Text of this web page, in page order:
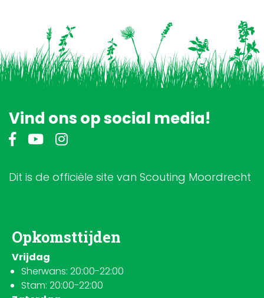
Vind ons op social media!
Dit is de officiële site van Scouting Moordrecht
Opkomsttijden
Vrijdag
Sherwans: 20:00-22:00
Stam: 20:00-22:00